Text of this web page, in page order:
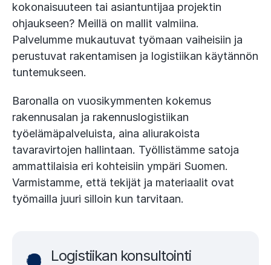
kokonaisuuteen tai asiantuntijaa projektin
ohjaukseen? Meillä on mallit valmiina.
Palvelumme mukautuvat työmaan vaiheisiin ja
perustuvat rakentamisen ja logistiikan käytännön
tuntemukseen.
Baronalla on vuosikymmenten kokemus
rakennusalan ja rakennuslogistiikan
työelämäpalveluista, aina aliurakoista
tavaravirtojen hallintaan. Työllistämme satoja
ammattilaisia eri kohteisiin ympäri Suomen.
Varmistamme, että tekijät ja materiaalit ovat
työmailla juuri silloin kun tarvitaan.
Logistiikan konsultointi